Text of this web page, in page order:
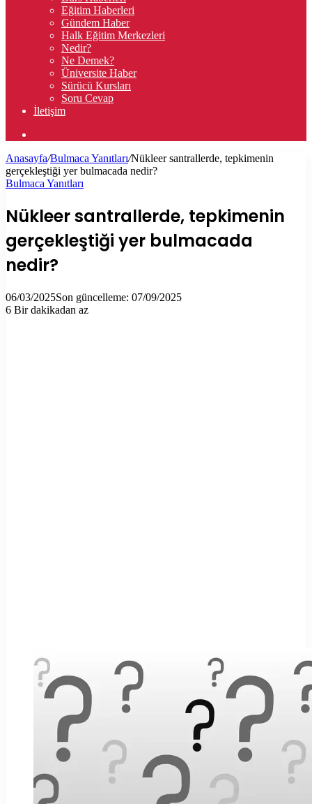
Eğitim Haberleri
Gündem Haber
Halk Eğitim Merkezleri
Nedir?
Ne Demek?
Üniversite Haber
Sürücü Kursları
Soru Cevap
İletişim
...
Anasayfa/Bulmaca Yanıtları/Nükleer santrallerde, tepkimenin
gerçekleştiği yer bulmacada nedir?
Bulmaca Yanıtları
Nükleer santrallerde, tepkimenin
gerçekleştiği yer bulmacada
nedir?
06/03/2025Son güncelleme: 07/09/2025
6 Bir dakikadan az